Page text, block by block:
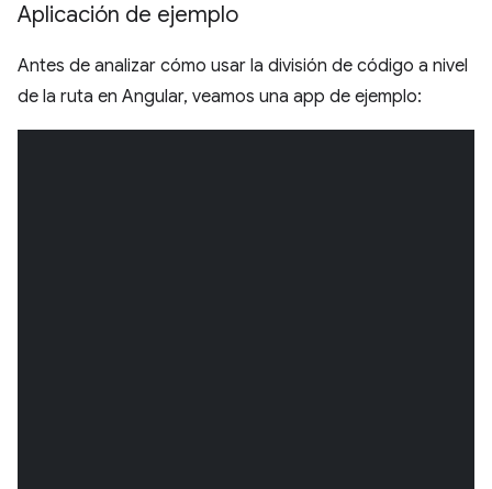
Aplicación de ejemplo
Antes de analizar cómo usar la división de código a nivel
de la ruta en Angular, veamos una app de ejemplo: